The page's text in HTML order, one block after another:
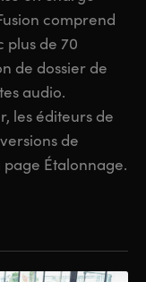
comprend
plus de 70
de dossier de
audio.
les éditeurs de
de
Étalonnage.